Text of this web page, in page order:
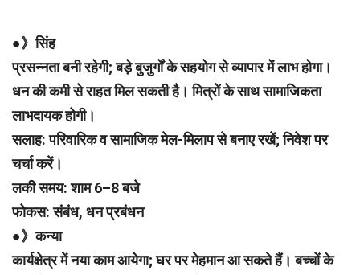
●》सिंह
प्रसन्नता बनी रहेगी; बड़े बुजुर्गों के सहयोग से व्यापार में लाभ होगा।
धन की कमी से राहत मिल सकती है। मित्रों के साथ सामाजिकता
लाभदायक होगी।
सलाह: परिवारिक व सामाजिक मेल-मिलाप से बनाए रखें; निवेश पर
चर्चा करें।
लकी समय: शाम 6–8 बजे
फोकस: संबंध, धन प्रबंधन
●》कन्या
कार्यक्षेत्र में नया काम आयेगा; घर पर मेहमान आ सकते हैं। बच्चों के